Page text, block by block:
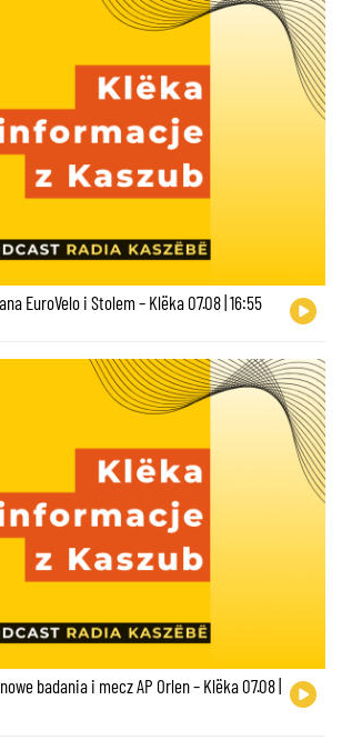
EuroVelo i Stolem – Klëka 07.08 | 16:55
badania i mecz AP Orlen – Klëka 07.08 |